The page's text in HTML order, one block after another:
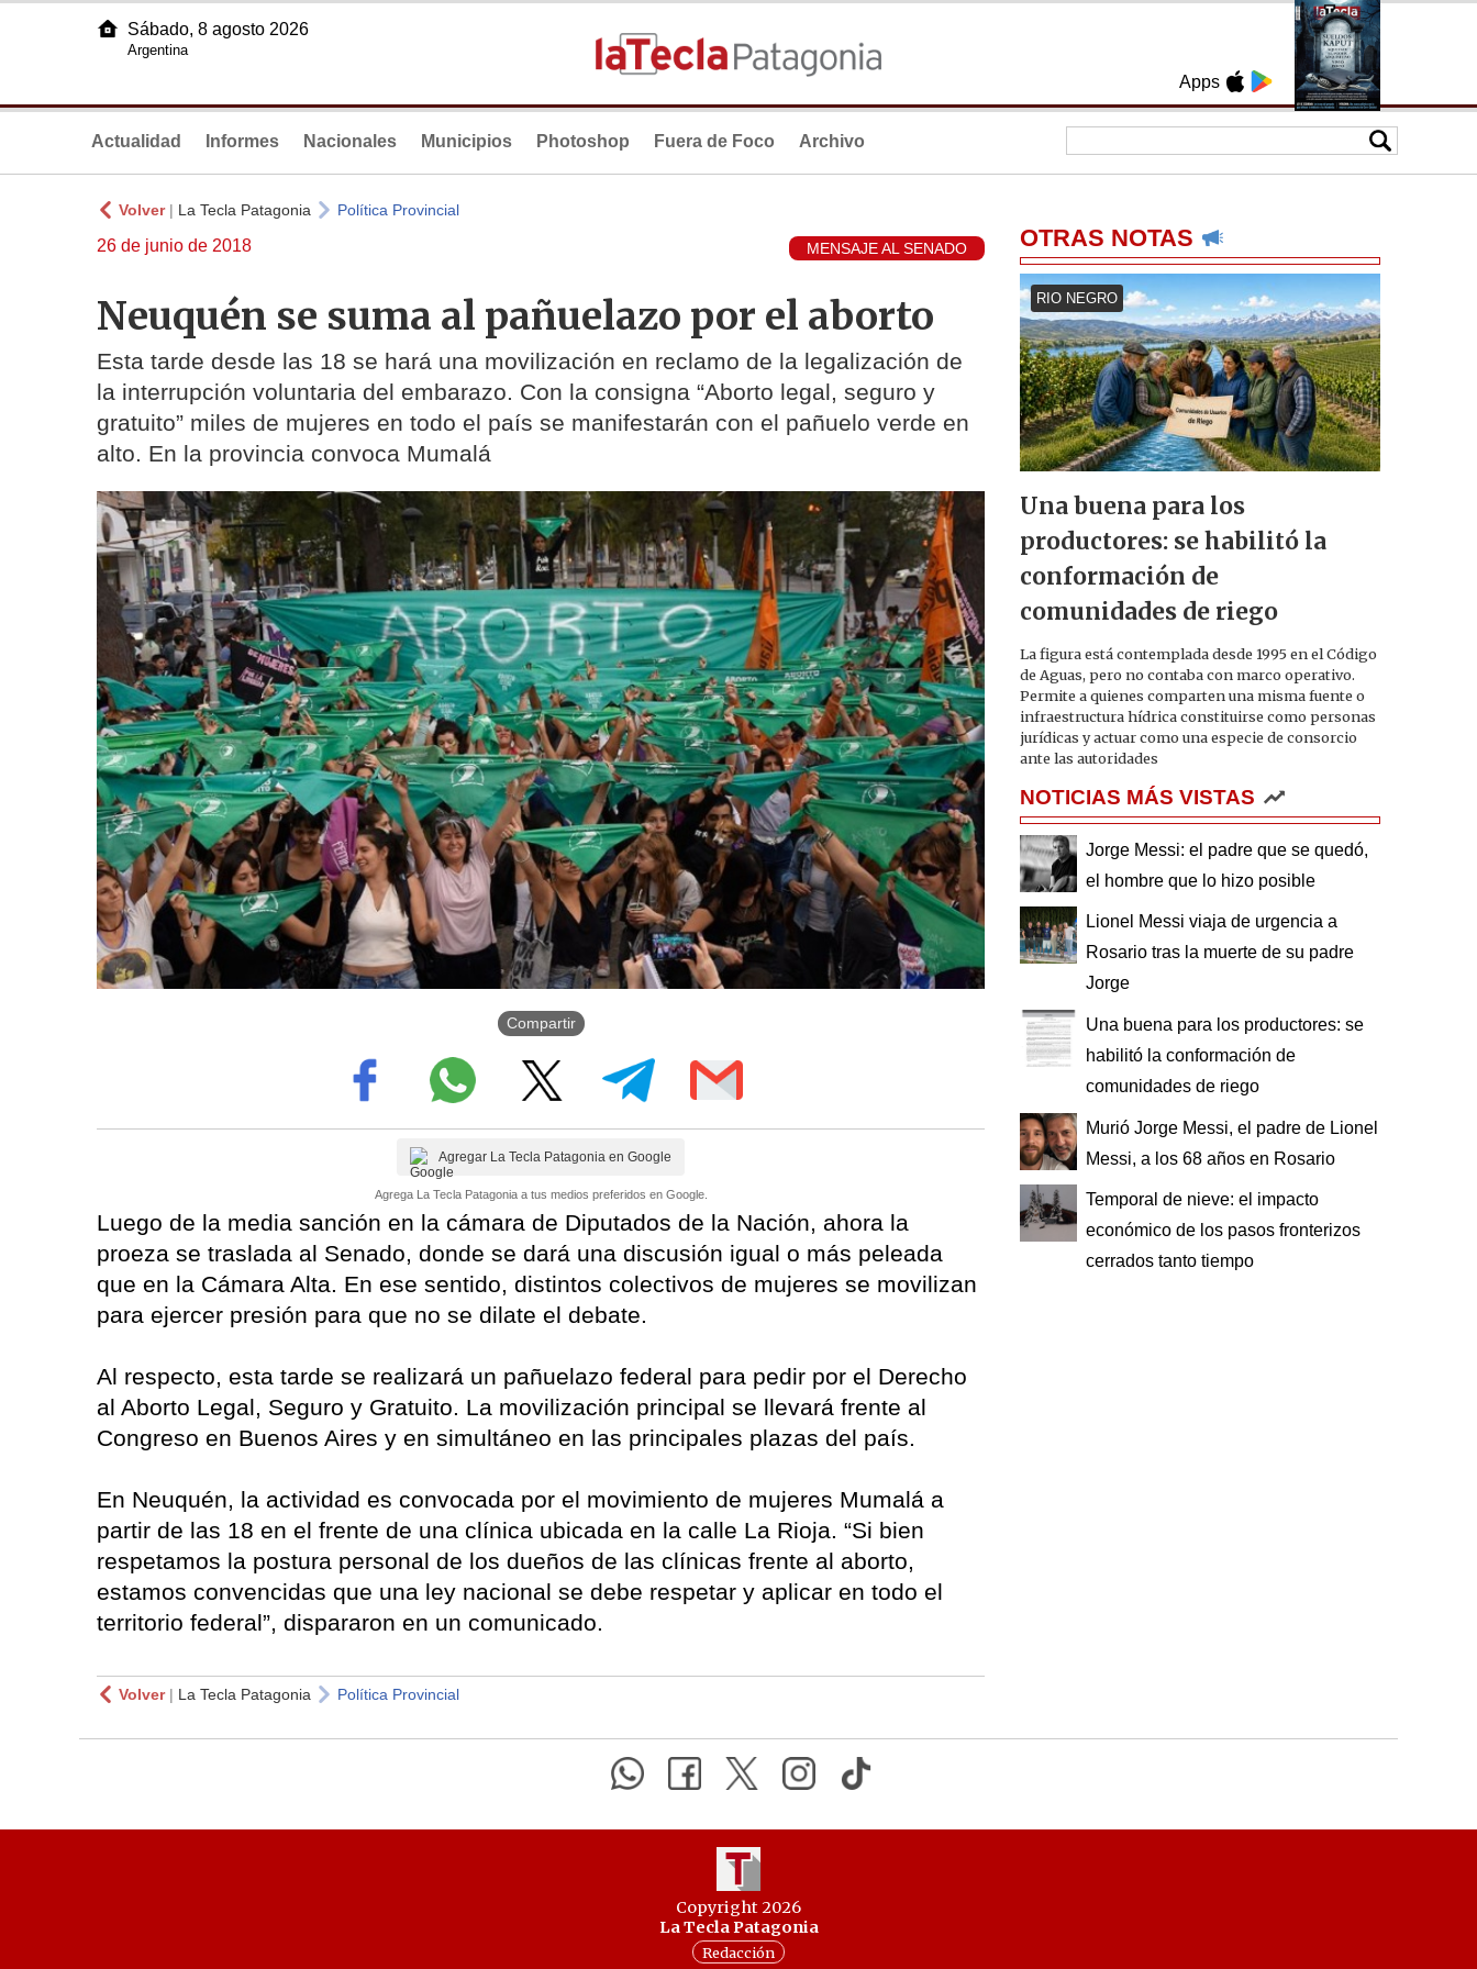
Apps
Sábado, 8 agosto 2026
Argentina
Actualidad Informes Nacionales Municipios Photoshop Fuera de Foco Archivo
Volver| La Tecla Patagonia Política Provincial
26 de junio de 2018 MENSAJE AL SENADO
Neuquén se suma al pañuelazo por el aborto
Esta tarde desde las 18 se hará una movilización en reclamo de la legalización de
la interrupción voluntaria del embarazo. Con la consigna “Aborto legal, seguro y
gratuito” miles de mujeres en todo el país se manifestarán con el pañuelo verde en
alto. En la provincia convoca Mumalá
Compartir
Agregar La Tecla Patagonia en Google
Agrega La Tecla Patagonia a tus medios preferidos en Google.
Luego de la media sanción en la cámara de Diputados de la Nación, ahora la
proeza se traslada al Senado, donde se dará una discusión igual o más peleada
que en la Cámara Alta. En ese sentido, distintos colectivos de mujeres se movilizan
para ejercer presión para que no se dilate el debate.
Al respecto, esta tarde se realizará un pañuelazo federal para pedir por el Derecho
al Aborto Legal, Seguro y Gratuito. La movilización principal se llevará frente al
Congreso en Buenos Aires y en simultáneo en las principales plazas del país.
En Neuquén, la actividad es convocada por el movimiento de mujeres Mumalá a
partir de las 18 en el frente de una clínica ubicada en la calle La Rioja. “Si bien
respetamos la postura personal de los dueños de las clínicas frente al aborto,
estamos convencidas que una ley nacional se debe respetar y aplicar en todo el
territorio federal”, dispararon en un comunicado.
Volver| La Tecla Patagonia Política Provincial
OTRAS NOTAS
RIO NEGRO
Una buena para los
productores: se habilitó la
conformación de
comunidades de riego
La figura está contemplada desde 1995 en el Código
de Aguas, pero no contaba con marco operativo.
Permite a quienes comparten una misma fuente o
infraestructura hídrica constituirse como personas
jurídicas y actuar como una especie de consorcio
ante las autoridades
NOTICIAS MÁS VISTAS
Jorge Messi: el padre que se quedó,
el hombre que lo hizo posible
Lionel Messi viaja de urgencia a
Rosario tras la muerte de su padre
Jorge
Una buena para los productores: se
habilitó la conformación de
comunidades de riego
Murió Jorge Messi, el padre de Lionel
Messi, a los 68 años en Rosario
Temporal de nieve: el impacto
económico de los pasos fronterizos
cerrados tanto tiempo
Copyright 2026
La Tecla Patagonia
Redacción